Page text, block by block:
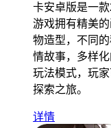
卡安卓版是一款
游戏拥有精美
物造型，不同
情故事，多样
玩法模式，玩
探索之旅。
详情